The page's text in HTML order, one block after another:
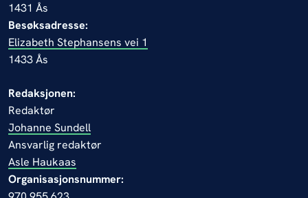
1431 Ås
Besøksadresse:
Elizabeth Stephansens vei 1
1433 Ås
Redaksjonen:
Redaktør
Johanne Sundell
Ansvarlig redaktør
Asle Haukaas
Organisasjonsnummer: